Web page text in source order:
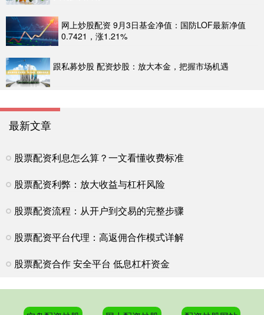
网上炒股配资 9月3日基金净值：国防LOF最新净值
0.7421，涨1.21%
跟私募炒股 配资炒股：放大本金，把握市场机遇
最新文章
股票配资利息怎么算？一文看懂收费标准
股票配资利弊：放大收益与杠杆风险
股票配资流程：从开户到交易的完整步骤
股票配资平台代理：高返佣合作模式详解
股票配资合作 安全平台 低息杠杆资金